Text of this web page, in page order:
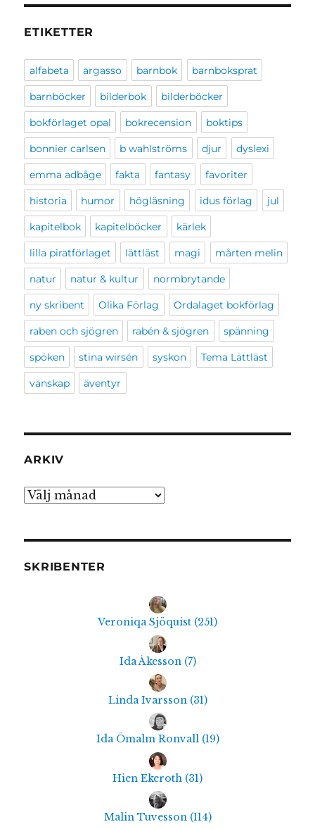
ETIKETTER
alfabeta argasso barnbok barnboksprat
barnböcker bilderbok bilderböcker
bokförlaget opal bokrecension boktips
bonnier carlsen b wahlströms djur dyslexi
emma adbåge fakta fantasy favoriter
historia humor högläsning idus förlag jul
kapitelbok kapitelböcker kärlek
lilla piratförlaget lättläst magi mårten melin
natur natur & kultur normbrytande
ny skribent Olika Förlag Ordalaget bokförlag
raben och sjögren rabén & sjögren spänning
spöken stina wirsén syskon Tema Lättläst
vänskap äventyr
ARKIV
Arkiv
SKRIBENTER
Veroniqa Sjöquist (251)
Ida Åkesson (7)
Linda Ivarsson (31)
Ida Ömalm Ronvall (19)
Hien Ekeroth (31)
Malin Tuvesson (114)